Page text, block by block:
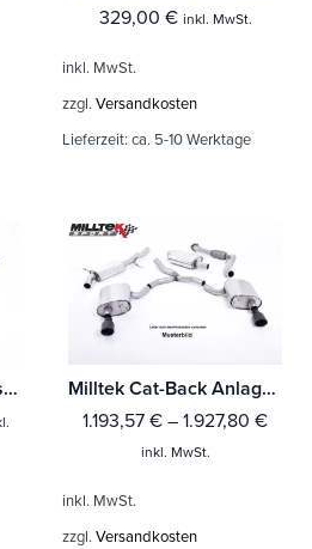
329,00 € inkl. MwSt.
inkl. MwSt.
zzgl. Versandkosten
Lieferzeit: ca. 5-10 Werktage
Milltek Additional parts Ford Fiesta Mk8 ST 1.5 EcoBoost 200PS (Bis Baujahr Sept 2020 Modelle)
Milltek Cat-Back Anlage Ford Fiesta MK8 1.0T EcoBoost ST-Line 3 & 5-Türer (Ohne-(Fahrzeuge mit OPF) - Dual Outlet Maxton Kits
1.193,57 € – 1.927,80 €
inkl. MwSt.
inkl. MwSt.
zzgl. Versandkosten